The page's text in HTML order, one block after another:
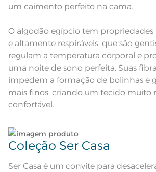
Itens Inclusos
1 Lençol com
2 Fronhas
Medida
Lençol de
40cm;
Fronha:
Acabamento Estampado
Observações
aparelho
Utilize a quantidade mínima de
Leia atentamente as instruções na
um caimento perfeito na cama.
O algodão egípcio tem propriedades
e altamente respiráveis, que são
regulam a temperatura corporal e
uma noite de sono perfeita. Suas
impedem a formação de bolinhas e
mais finos, criando um tecido muito
confortável.
Coleção Ser Casa
Ser Casa é um convite para